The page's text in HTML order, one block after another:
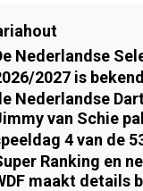
Nederlandse
2027 is
Nederlandse
van Schie
4 van de
Ranking en
maakt details